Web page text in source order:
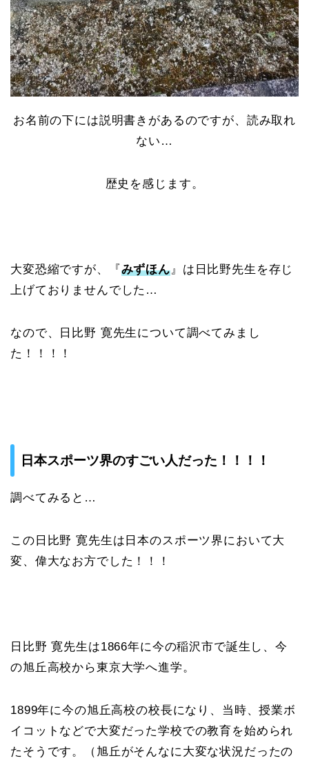
お名前の下には説明書きがあるのですが、読み取れ
ない…
歴史を感じます。
大変恐縮ですが、『みずほん』は日比野先生を存じ
上げておりませんでした…
なので、日比野 寛先生について調べてみまし
た！！！！
日本スポーツ界のすごい人だった！！！！
調べてみると…
この日比野 寛先生は日本のスポーツ界において大
変、偉大なお方でした！！！
日比野 寛先生は1866年に今の稲沢市で誕生し、今
の旭丘高校から東京大学へ進学。
1899年に今の旭丘高校の校長になり、当時、授業ボ
イコットなどで大変だった学校での教育を始められ
たそうです。（旭丘がそんなに大変な状況だったの